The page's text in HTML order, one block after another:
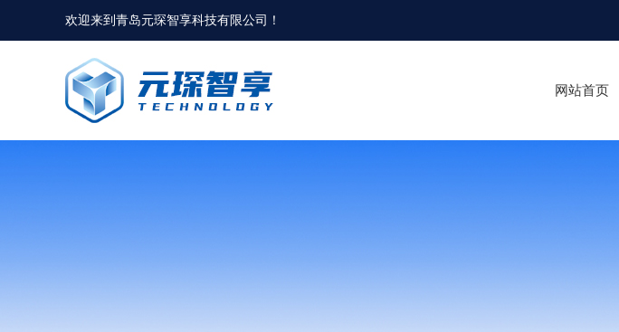
欢迎来到青岛元琛智享科技有限公司 ！
网站首页